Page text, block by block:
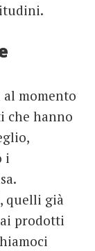
momento
che hanno
i
quelli già
prodotti